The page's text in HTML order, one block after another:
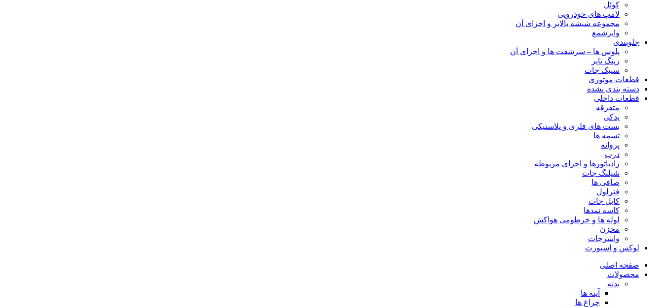
کوئل
لامپ های خودرویی
مجموعه شیشه بالابر و اجزای آن
وایرشمع
جلوبندی
پلوس ها – سرشفت ها و اجزای آن
رینگ تایر
سیبک جات
قطعات موتوری
دسته بندی نشده
قطعات داخلی
متفرقه
یدکی
بست های فلزی و پلاستیکی
تسمه ها
پروانه
درب
رادیاتورها و اجزای مربوطه
شیلنگ جات
صافی ها
فنرلول
کابل جات
کاسه نمدها
لوله ها و خرطومی هواکش
مخزن
واشرجات
لوکس و اسپورت
صفحه اصلی
محصولات
بدنه
آینه ها
چراغ ها